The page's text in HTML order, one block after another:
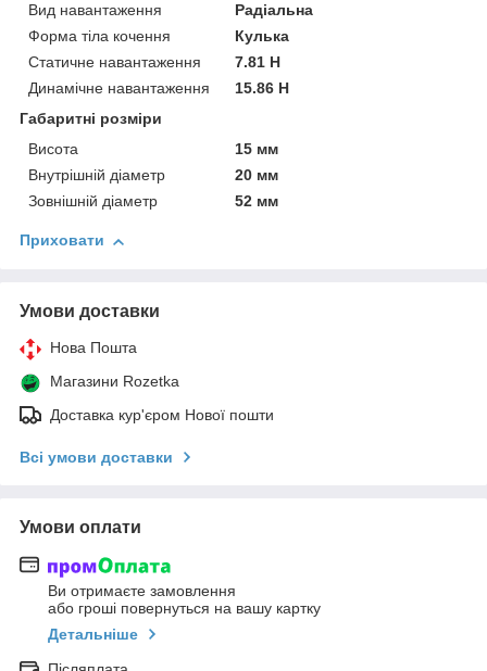
Вид навантаження
Радіальна
Форма тіла кочення
Кулька
Статичне навантаження
7.81 Н
Динамічне навантаження
15.86 Н
Габаритні розміри
Висота
15 мм
Внутрішній діаметр
20 мм
Зовнішній діаметр
52 мм
Приховати
Умови доставки
Нова Пошта
Магазини Rozetka
Доставка кур'єром Нової пошти
Всі умови доставки
Умови оплати
Ви отримаєте замовлення
або гроші повернуться на вашу картку
Детальніше